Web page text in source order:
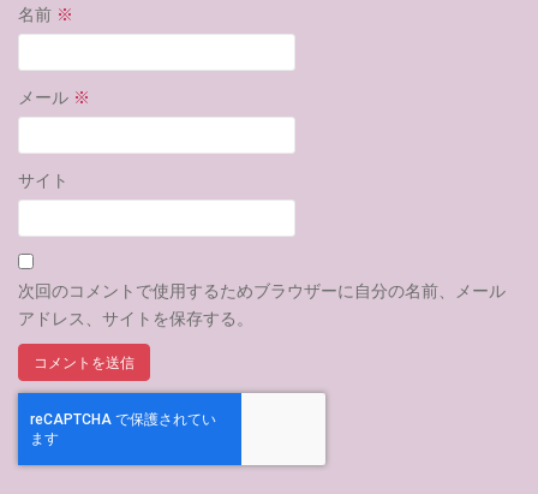
名前 ※
メール ※
サイト
次回のコメントで使用するためブラウザーに自分の名前、メール
アドレス、サイトを保存する。